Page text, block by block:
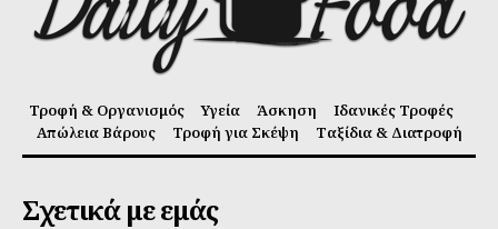
Τροφή & Οργανισμός Υγεία Άσκηση
Ιδανικές Τροφές
Απώλεια Βάρους
Τροφή για Σκέψη Ταξίδια & Διατροφή
Σχετικά με εμάς